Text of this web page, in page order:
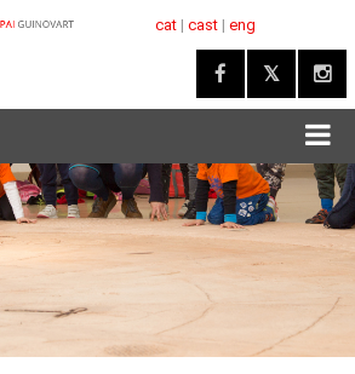
cat| cast| eng